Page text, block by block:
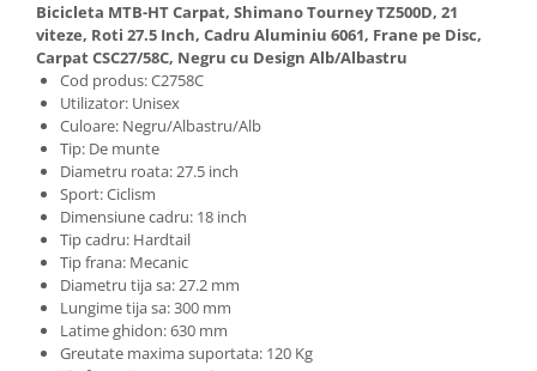
Bicicleta MTB-HT Carpat, Shimano Tourney TZ500D, 21
viteze, Roti 27.5 Inch, Cadru Aluminiu 6061, Frane pe Disc,
Carpat CSC27/58C, Negru cu Design Alb/Albastru
Cod produs: C2758C
Utilizator: Unisex
Culoare: Negru/Albastru/Alb
Tip: De munte
Diametru roata: 27.5 inch
Sport: Ciclism
Dimensiune cadru: 18 inch
Tip cadru: Hardtail
Tip frana: Mecanic
Diametru tija sa: 27.2 mm
Lungime tija sa: 300 mm
Latime ghidon: 630 mm
Greutate maxima suportata: 120 Kg